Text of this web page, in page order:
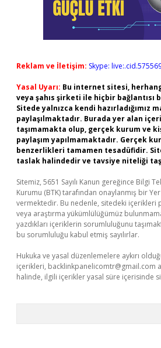
Reklam ve İletişim: Skype:
Yasal Uyarı: Bu internet sitesi,
veya şahıs şirketi ile hiçbir bağlantısı
Sitede yalnızca kendi hazırladığımız
paylaşılmaktadır. Burada yer alan
taşımamakta olup, gerçek kurum ve
paylaşım yapılmamaktadır. Gerçek
benzerlikleri tamamen tesadüfidir.
taslak halindedir ve tavsiye niteliği
Sitemiz, 5651 Sayılı Kanun gereğince Bilgi
Kurumu (BTK) tarafından onaylanmış bir
vermektedir. Bu nedenle, sitedeki içerikleri
veya araştırma yükümlülüğümüz
yazdıkları içeriklerin sorumluluğunu
bu sorumluluğu kabul etmiş sayılırlar.
Hukuka ve yasal düzenlemelere aykırı
içerikleri, backlinkpanelicomtr@gmail.com
halinde, ilgili içerikler yasal süre içerisinde